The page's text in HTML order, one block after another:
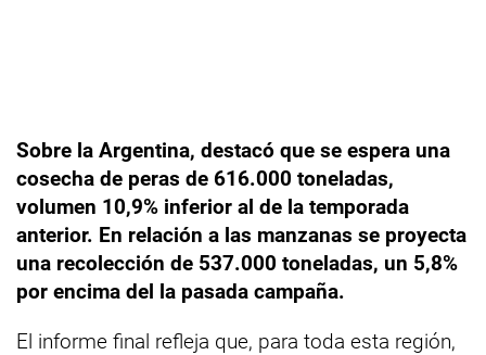
Sobre la Argentina, destacó que se espera una
cosecha de peras de 616.000 toneladas,
volumen 10,9% inferior al de la temporada
anterior. En relación a las manzanas se proyecta
una recolección de 537.000 toneladas, un 5,8%
por encima del la pasada campaña.
El informe final refleja que, para toda esta región,